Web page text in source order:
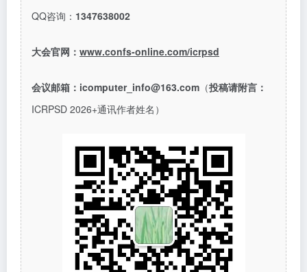
QQ咨询： 1347638002
大会官网： www.confs-online.com/icrpsd
会议邮箱： icomputer_info@163.com （投稿请附言：
ICRPSD 2026+通讯作者姓名）